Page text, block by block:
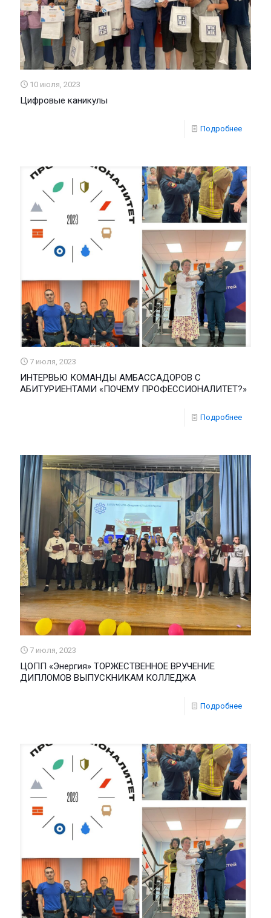
10 июля, 2023
Цифровые каникулы
Подробнее
7 июля, 2023
ИНТЕРВЬЮ КОМАНДЫ АМБАССАДОРОВ С
АБИТУРИЕНТАМИ «ПОЧЕМУ ПРОФЕССИОНАЛИТЕТ?»
Подробнее
7 июля, 2023
ЦОПП «Энергия» ТОРЖЕСТВЕННОЕ ВРУЧЕНИЕ
ДИПЛОМОВ ВЫПУСКНИКАМ КОЛЛЕДЖА
Подробнее